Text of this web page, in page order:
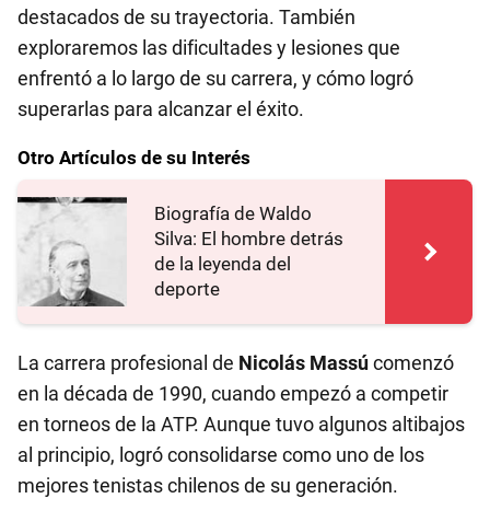
destacados de su trayectoria. También
exploraremos las dificultades y lesiones que
enfrentó a lo largo de su carrera, y cómo logró
superarlas para alcanzar el éxito.
Otro Artículos de su Interés
Biografía de Waldo
Silva: El hombre detrás
de la leyenda del
deporte
La carrera profesional de Nicolás Massúcomenzó
en la década de 1990, cuando empezó a competir
en torneos de la ATP. Aunque tuvo algunos altibajos
al principio, logró consolidarse como uno de los
mejores tenistas chilenos de su generación.